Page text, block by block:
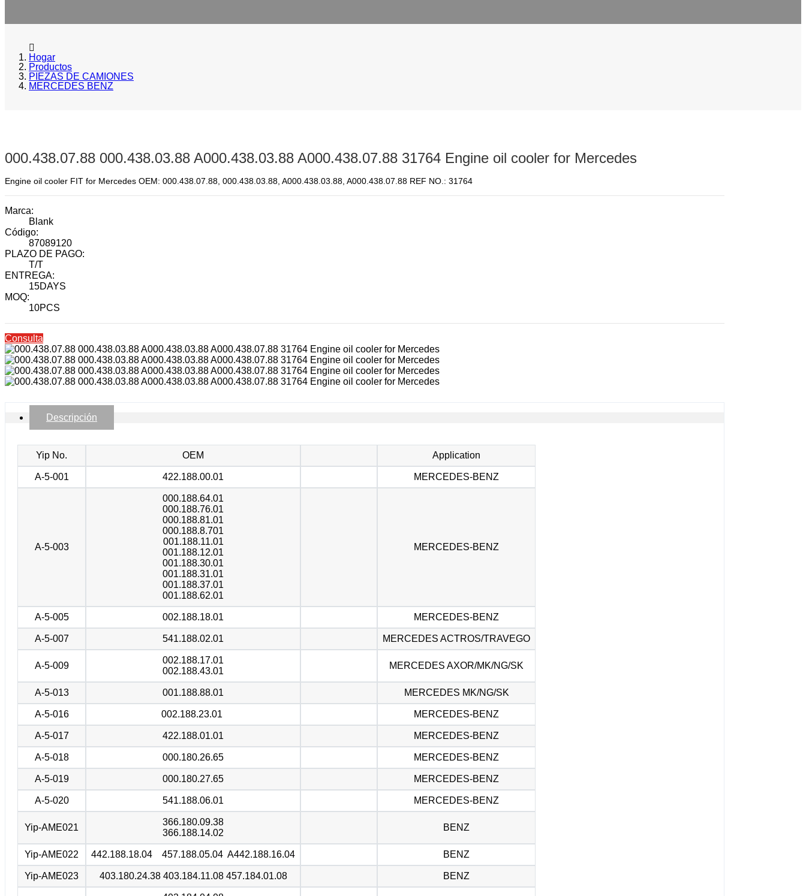
Hogar
Productos
PIEZAS DE CAMIONES
MERCEDES BENZ
000.438.07.88 000.438.03.88 A000.438.03.88 A000.438.07.88 31764 Engine oil cooler for Mercedes
Engine oil cooler FIT for Mercedes OEM: 000.438.07.88, 000.438.03.88, A000.438.03.88, A000.438.07.88 REF NO.: 31764
Marca:
Blank
Código:
87089120
PLAZO DE PAGO:
T/T
ENTREGA:
15DAYS
MOQ:
10PCS
Consulta
Descripción
Yip No. OEM Application
A-5-001 422.188.00.01 MERCEDES-BENZ
A-5-003
000.188.64.01
000.188.76.01
000.188.81.01
000.188.8.701
001.188.11.01
001.188.12.01
001.188.30.01
001.188.31.01
001.188.37.01
001.188.62.01
MERCEDES-BENZ
A-5-005 002.188.18.01 MERCEDES-BENZ
A-5-007 541.188.02.01 MERCEDES ACTROS/TRAVEGO
A-5-009
002.188.17.01
002.188.43.01
MERCEDES AXOR/MK/NG/SK
A-5-013 001.188.88.01 MERCEDES MK/NG/SK
A-5-016 002.188.23.01 MERCEDES-BENZ
A-5-017 422.188.01.01 MERCEDES-BENZ
A-5-018 000.180.26.65 MERCEDES-BENZ
A-5-019 000.180.27.65 MERCEDES-BENZ
A-5-020 541.188.06.01 MERCEDES-BENZ
Yip-AME021
366.180.09.38
366.188.14.02
BENZ
Yip-AME022 442.188.18.04 457.188.05.04 A442.188.16.04 BENZ
Yip-AME023 403.180.24.38 403.184.11.08 457.184.01.08 BENZ